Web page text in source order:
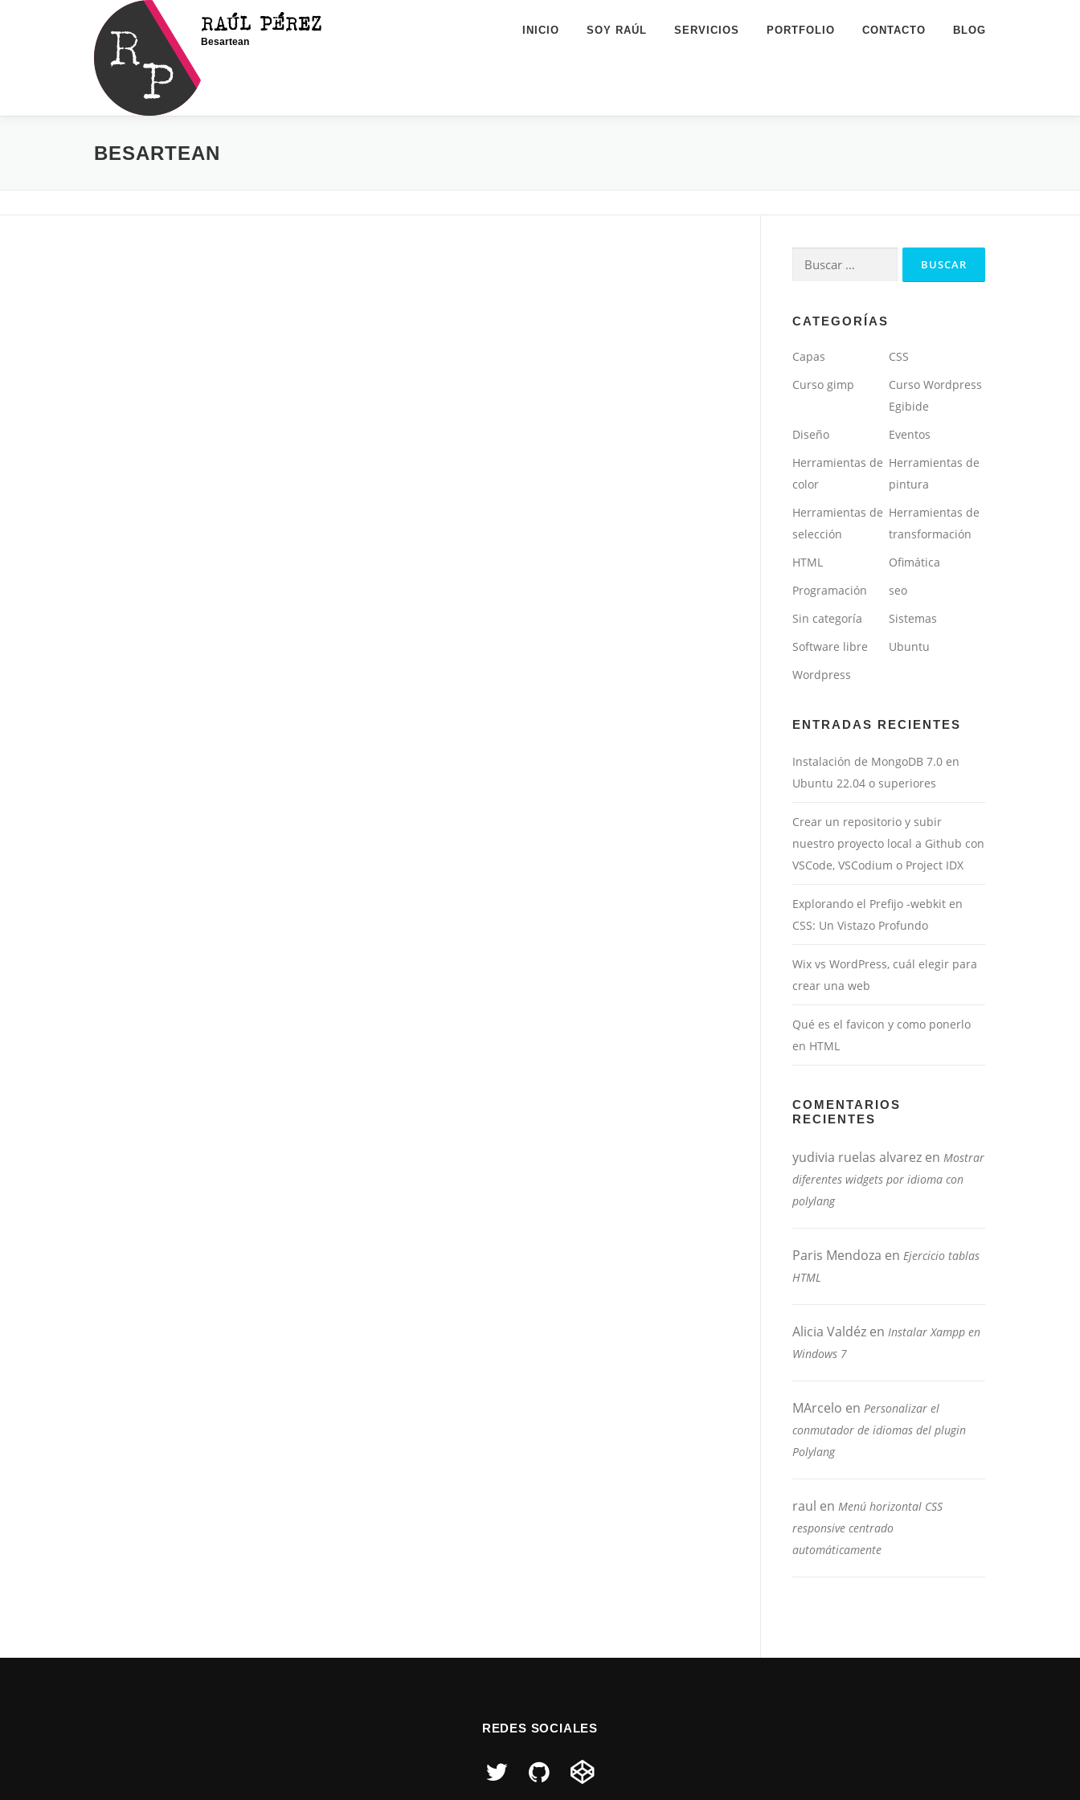
RAÚL PÉREZ
Besartean
INICIO SOY RAÚL SERVICIOS PORTFOLIO CONTACTO BLOG
BESARTEAN
Buscar:
CATEGORÍAS
Capas
CSS
Curso gimp
Curso Wordpress
Egibide
Diseño
Eventos
Herramientas de
color
Herramientas de
pintura
Herramientas de
selección
Herramientas de
transformación
HTML
Ofimática
Programación
seo
Sin categoría
Sistemas
Software libre
Ubuntu
Wordpress
ENTRADAS RECIENTES
Instalación de MongoDB 7.0 en
Ubuntu 22.04 o superiores
Crear un repositorio y subir
nuestro proyecto local a Github con
VSCode, VSCodium o Project IDX
Explorando el Prefijo -webkit en
CSS: Un Vistazo Profundo
Wix vs WordPress, cuál elegir para
crear una web
Qué es el favicon y como ponerlo
en HTML
COMENTARIOS
RECIENTES
yudivia ruelas alvarez en Mostrar
diferentes widgets por idioma con
polylang
Paris Mendoza en Ejercicio tablas
HTML
Alicia Valdéz en Instalar Xampp en
Windows 7
MArcelo en Personalizar el
conmutador de idiomas del plugin
Polylang
raul en Menú horizontal CSS
responsive centrado
automáticamente
REDES SOCIALES